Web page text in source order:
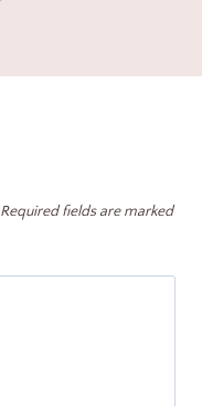
Required fields are marked